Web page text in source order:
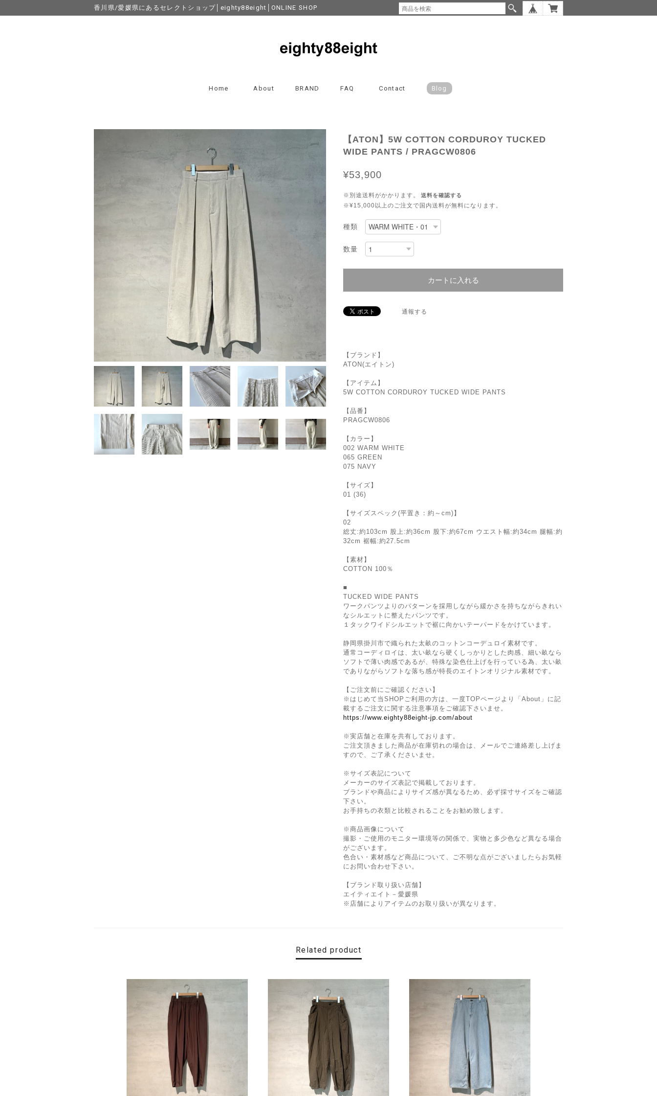
香川県/愛媛県にあるセレクトショップ│eighty88eight│ONLINE SHOP
Home About BRAND FAQ Contact Blog
【ATON】5W COTTON CORDUROY TUCKED
WIDE PANTS / PRAGCW0806
¥53,900
※別途送料がかかります。 送料を確認する
※¥15,000以上のご注文で国内送料が無料になります。
種類
数量
カートに入れる
通報する
【ブランド】
ATON(エイトン)
【アイテム】
5W COTTON CORDUROY TUCKED WIDE PANTS
【品番】
PRAGCW0806
【カラー】
002 WARM WHITE
065 GREEN
075 NAVY
【サイズ】
01 (36)
【サイズスペック(平置き：約～cm)】
02
総丈:約103cm 股上:約36cm 股下:約67cm ウエスト幅:約34cm 腿幅:約
32cm 裾幅:約27.5cm
【素材】
COTTON 100％
■
TUCKED WIDE PANTS
ワークパンツよりのパターンを採用しながら緩かさを持ちながらきれい
なシルエットに整えたパンツです。
１タックワイドシルエットで裾に向かいテーパードをかけています。
静岡県掛川市で織られた太畝のコットンコーデュロイ素材です。
通常コーディロイは、太い畝なら硬くしっかりとした肉感、細い畝なら
ソフトで薄い肉感であるが、特殊な染色仕上げを行っている為、太い畝
でありながらソフトな落ち感が特長のエイトンオリジナル素材です。
【ご注文前にご確認ください】
※はじめて当SHOPご利用の方は、一度TOPページより「About」に記
載するご注文に関する注意事項をご確認下さいませ。
https://www.eighty88eight-jp.com/about
※実店舗と在庫を共有しております。
ご注文頂きました商品が在庫切れの場合は、メールでご連絡差し上げま
すので、ご了承くださいませ。
※サイズ表記について
メーカーのサイズ表記で掲載しております。
ブランドや商品によりサイズ感が異なるため、必ず採寸サイズをご確認
下さい。
お手持ちの衣類と比較されることをお勧め致します。
※商品画像について
撮影・ご使用のモニター環境等の関係で、実物と多少色など異なる場合
がございます。
色合い・素材感など商品について、ご不明な点がございましたらお気軽
にお問い合わせ下さい。
【ブランド取り扱い店舗】
エイティエイト－愛媛県
※店舗によりアイテムのお取り扱いが異なります。
Related product